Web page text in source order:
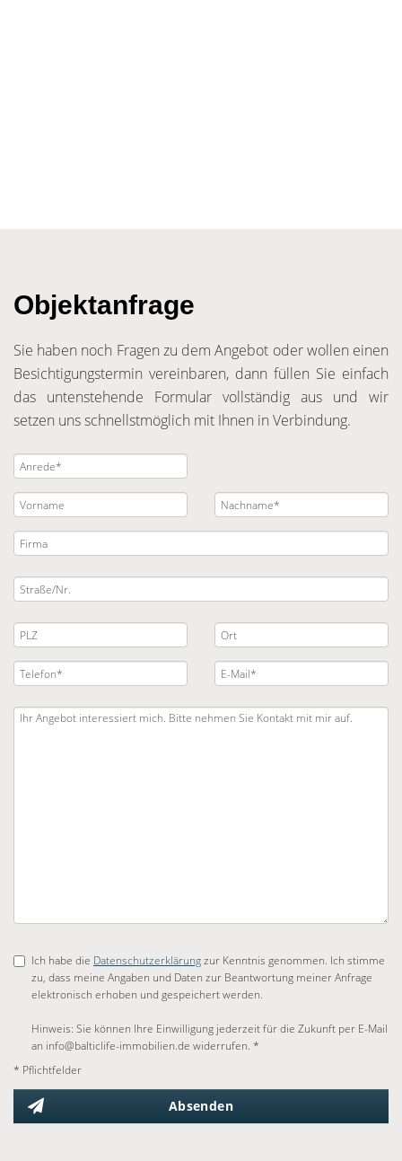
Objektanfrage
Sie haben noch Fragen zu dem Angebot oder wollen einen
Besichtigungstermin vereinbaren, dann füllen Sie einfach
das untenstehende Formular vollständig aus und wir
setzen uns schnellstmöglich mit Ihnen in Verbindung.
Ich habe die Datenschutzerklärungzur Kenntnis genommen. Ich stimme
zu, dass meine Angaben und Daten zur Beantwortung meiner Anfrage
elektronisch erhoben und gespeichert werden.
Hinweis: Sie können Ihre Einwilligung jederzeit für die Zukunft per E-Mail
an info@balticlife-immobilien.de widerrufen. *
* Pflichtfelder
Absenden